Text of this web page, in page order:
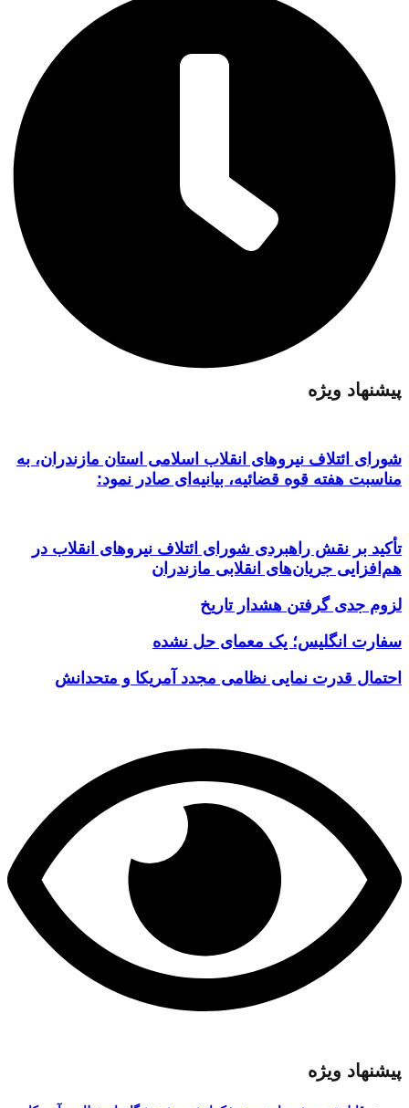
پیشنهاد ویژه
شورای ائتلاف نیروهای انقلاب اسلامی استان مازندران، به
مناسبت هفته قوه قضائیه، بیانیه‌ای صادر نمود:
تأکید بر نقش راهبردی شورای ائتلاف نیروهای انقلاب در
هم‌افزایی جریان‌های انقلابی مازندران
لزوم جدی گرفتن هشدار تاریخ
سفارت انگلیس؛ یک معمای حل نشده
احتمال قدرت نمایی نظامی مجدد آمریکا و متحدانش
پیشنهاد ویژه